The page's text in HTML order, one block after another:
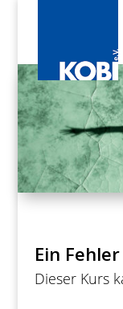
Ein
Dieser Kurs